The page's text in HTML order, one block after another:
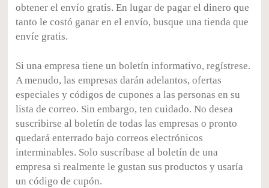
obtener el envío gratis. En lugar de pagar el dinero que
tanto le costó ganar en el envío, busque una tienda que
envíe gratis.
Si una empresa tiene un boletín informativo, regístrese.
A menudo, las empresas darán adelantos, ofertas
especiales y códigos de cupones a las personas en su
lista de correo. Sin embargo, ten cuidado. No desea
suscribirse al boletín de todas las empresas o pronto
quedará enterrado bajo correos electrónicos
interminables. Solo suscríbase al boletín de una
empresa si realmente le gustan sus productos y usaría
un código de cupón.